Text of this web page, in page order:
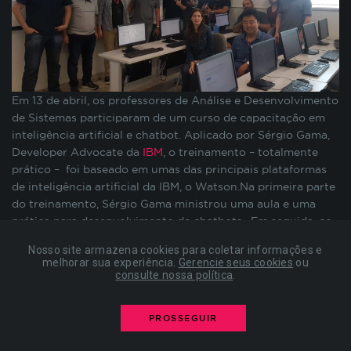
Nosso site armazena cookies para coletar informações e
melhorar sua experiência. Gerencie seus cookies ou
consulte nossa política
PROSSEGUIR
Em 13 de abril, os professores de Análise e Desenvolvimento
de Sistemas participaram de um curso de capacitação em
inteligência artificial e chatbot. Aplicado por Sérgio Gama,
Developer Advocate da IBM , o treinamento – totalmente
prático – foi baseado em umas das principais plataformas
de inteligência artificial da IBM, o Watson.Na primeira parte
do treinamento, Sérgio Gama ministrou uma aula e uma
prática para desenvolvimento de chatbots. Em seguida, os
Nogima e Marcelo Grave, falaram sobre testes e acurácia em
robôs.Segundo Allen Oberleitner, coordenador do curso de
muito útil aos professores. “Eles já começaram a ter ideia do
que pedir para os alunos em futuros projetos e poderão
preenchimento de formulários, contagem de
visitas para a medição de performance de
páginas, entre outros. Todos armazenados sem a
possibilidade de identificação pessoal. Ao
configurar seu navegador para bloquear esses
cookies, algumas partes do site podem não
funcionar.
COOKIES DE PUBLICIDADE
Estes cookies são estabelecidos por nossos
compor um perfil sobre seus interesses e, a partir
disso, mostrar anúncios relevantes para você em
outros sites. As informações armazenadas são